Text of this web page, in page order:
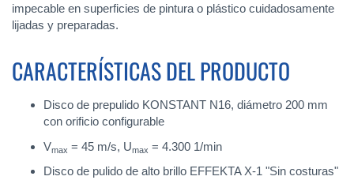
impecable en superficies de pintura o plástico cuidadosamente
lijadas y preparadas.
CARACTERÍSTICAS DEL PRODUCTO
Disco de prepulido KONSTANT N16, diámetro 200 mm
con orificio configurable
Vmax = 45 m/s, Umax = 4.300 1/min
Disco de pulido de alto brillo EFFEKTA X-1 "Sin costuras"